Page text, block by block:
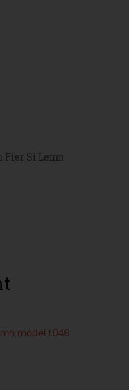
Fier Si Lemn